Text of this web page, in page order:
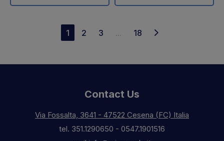
1 2 3 ... 18
Contact Us
Via Fossalta, 3641 - 47522 Cesena (FC) Italia
tel. 351.1290650 - 0547.1901516